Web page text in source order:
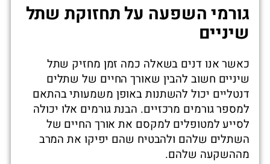
גורמי השפעה על תחזוקת שתל
שיניים
כאשר אנו דנים בשאלה כמה זמן מחזיק שתל
שיניים חשוב להבין שאורך החיים של שתלים
דנטליים יכול להשתנות באופן משמעותי בהתאם
למספר גורמים מרכזיים. הבנת גורמים אלו יכולה
לסייע למטופלים למקסם את אורך החיים של
השתלים שלהם ולהבטיח שהם יפיקו את המרב
מההשקעה שלהם.